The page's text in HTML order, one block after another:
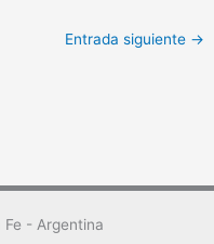
Entrada siguiente →
- Argentina